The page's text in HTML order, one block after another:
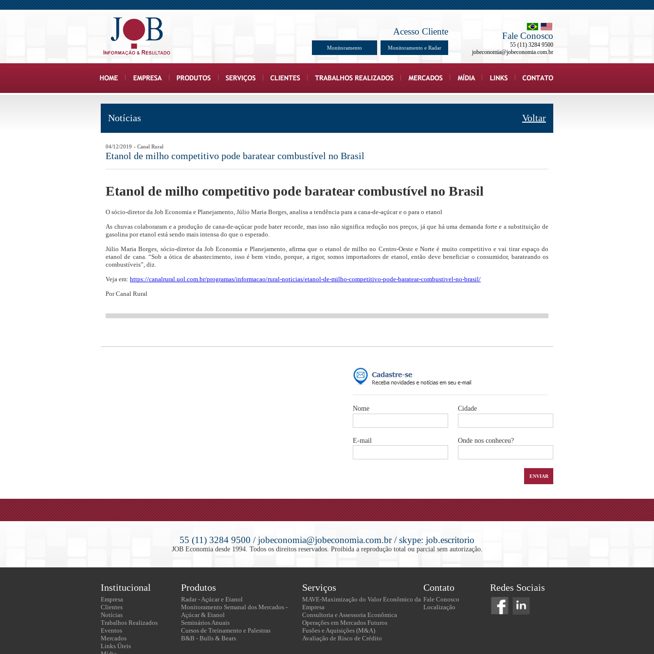
Fale Conosco
55 (11) 3284 9500
jobeconomia@jobeconomia.com.br
Acesso Cliente
Monitoramento Monitoramento e Radar
Notícias Voltar
04/12/2019 - Canal Rural
Etanol de milho competitivo pode baratear combustível no Brasil
Etanol de milho competitivo pode baratear combustível no Brasil
O sócio-diretor da Job Economia e Planejamento, Júlio Maria Borges, analisa a tendência para a cana-de-açúcar e o para o etanol
As chuvas colaboraram e a produção de cana-de-açúcar pode bater recorde, mas isso não significa redução nos preços, já que há uma demanda forte e a substituição de
gasolina por etanol está sendo mais intensa do que o esperado.
Júlio Maria Borges, sócio-diretor da Job Economia e Planejamento, afirma que o etanol de milho no Centro-Oeste e Norte é muito competitivo e vai tirar espaço do
etanol de cana. “Sob a ótica de abastecimento, isso é bem vindo, porque, a rigor, somos importadores de etanol, então deve beneficiar o consumidor, barateando os
combustíveis”, diz.
Veja em: https://canalrural.uol.com.br/programas/informacao/rural-noticias/etanol-de-milho-competitivo-pode-baratear-combustivel-no-brasil/
Por Canal Rural
Nome Cidade
E-mail Onde nos conheceu?
55 (11) 3284 9500 / jobeconomia@jobeconomia.com.br / skype: job.escritorio
JOB Economia desde 1994. Todos os direitos reservados. Proibida a reprodução total ou parcial sem autorização.
Institucional Produtos Serviços Contato Redes Sociais
Empresa
Clientes
Notícias
Trabalhos Realizados
Eventos
Mercados
Links Úteis
Radar - Açúcar e Etanol
Monitoramento Semanal dos Mercados -
Açúcar & Etanol
Seminários Anuais
Cursos de Treinamento e Palestras
B&B - Bulls & Bears
MAVE-Maximização do Valor Econômico da
Empresa
Consultoria e Assessoria Econômica
Operações em Mercados Futuros
Fusões e Aquisições (M&A)
Avaliação de Risco de Crédito
Fale Conosco
Localização